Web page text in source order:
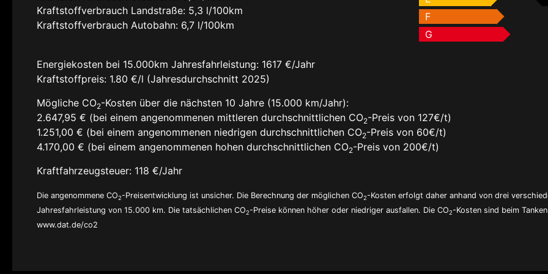
Kraftstoffverbrauch Landstraße: 5,3 l/100km
Kraftstoffverbrauch Autobahn: 6,7 l/100km
F
G
Energiekosten bei 15.000km Jahresfahrleistung: 1617 €/Jahr
Kraftstoffpreis: 1.80 €/l (Jahresdurchschnitt 2025)
Mögliche CO2-Kosten über die nächsten 10 Jahre (15.000 km/Jahr):
2.647,95 € (bei einem angenommenen mittleren durchschnittlichen CO2-Preis von 127€/t)
1.251,00 € (bei einem angenommenen niedrigen durchschnittlichen CO2-Preis von 60€/t)
4.170,00 € (bei einem angenommenen hohen durchschnittlichen CO2-Preis von 200€/t)
Kraftfahrzeugsteuer: 118 €/Jahr
Die angenommene CO2-Preisentwicklung ist unsicher. Die Berechnung der möglichen CO2-Kosten erfolgt daher anhand von drei
Jahresfahrleistung von 15.000 km. Die tatsächlichen CO2-Preise können höher oder niedriger ausfallen. Die CO2-Kosten sind beim
www.dat.de/co2